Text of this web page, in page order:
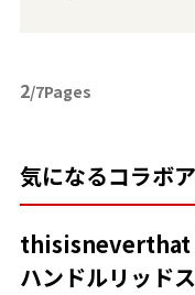
2/7Pages
気になるコラボ
thisisneverthat
ハンドルリッド